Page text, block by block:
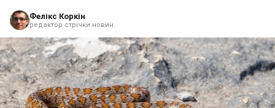
Фелікс Коркін
редактор стрічки новин